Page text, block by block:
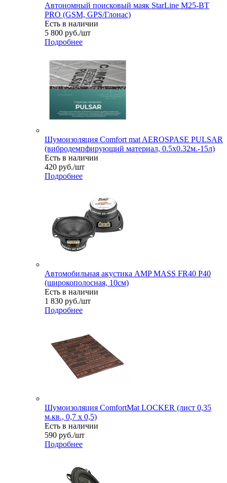
Автономный поисковый маяк StarLine M25-BT
PRO (GSM, GPS/Глонас)
Есть в наличии
5 800 руб./шт
Подробнее
Шумоизоляция Comfort mat AEROSPASE PULSAR
(вибродемпфирующий материал, 0.5x0.32м.-15л)
Есть в наличии
420 руб./шт
Подробнее
Автомобильная акустика AMP MASS FR40 P40
(широкополосная, 10см)
Есть в наличии
1 830 руб./шт
Подробнее
Шумоизоляция ComfortMat LOCKER (лист 0,35
м.кв., 0,7 х 0,5)
Есть в наличии
590 руб./шт
Подробнее